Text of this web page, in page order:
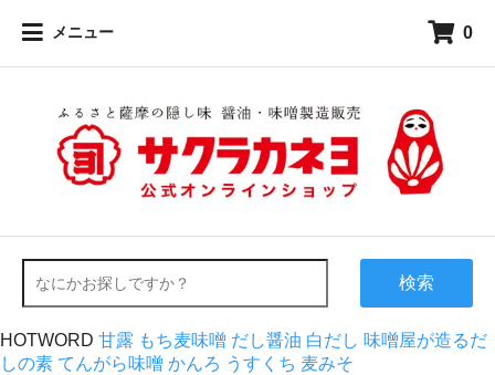
メニュー 0
検索
HOTWORD 甘露 もち麦味噌 だし醤油 白だし 味噌屋が造るだ
しの素 てんがら味噌 かんろ うすくち 麦みそ